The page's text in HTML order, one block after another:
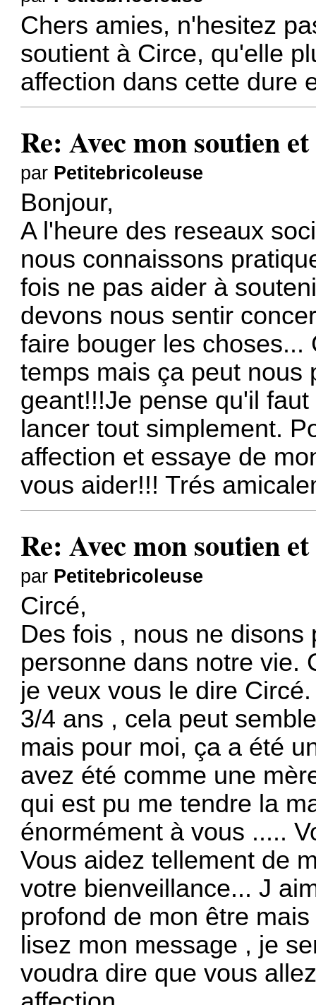
Chers amies, n'hesitez
soutient à Circe, qu'elle
affection dans cette dure
Re: Avec mon soutien
par Petitebricoleuse
Bonjour,
A l'heure des reseaux
nous connaissons
fois ne pas aider à
devons nous sentir
faire bouger les
temps mais ça peut nous
geant!!!Je pense qu'il
lancer tout simplement.
affection et essaye de
vous aider!!! Trés
Re: Avec mon soutien
par Petitebricoleuse
Circé,
Des fois , nous ne
personne dans notre vie.
je veux vous le dire
3/4 ans , cela peut
mais pour moi, ça a été
avez été comme une
qui est pu me tendre la
énormément à vous .....
Vous aidez tellement de
votre bienveillance... J
profond de mon être
lisez mon message , je
voudra dire que vous